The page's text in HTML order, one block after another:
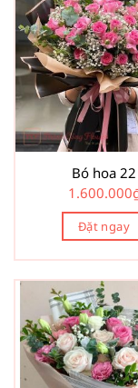
Bó hoa 22
1.600.000
Đặt ngay